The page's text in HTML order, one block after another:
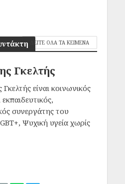
ΔΕΙΤΕ ΟΛΑ ΤΑ ΚΕΙΜΕΝΑ
Γκελτής
είναι κοινωνικός
συνεργάτης του
Ψυχική υγεία χωρίς